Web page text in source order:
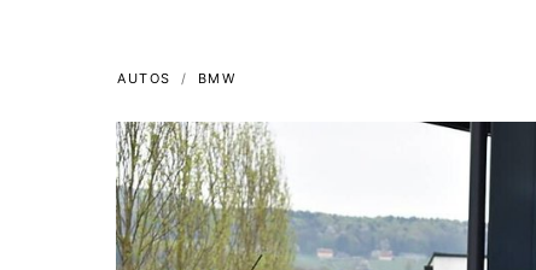
AUTOS BMW